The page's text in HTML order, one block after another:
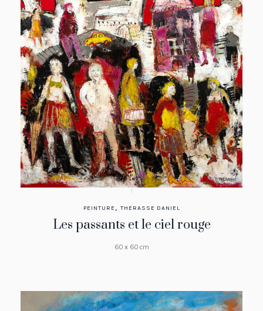
PEINTURE , THERASSE DANIEL
Les passants et le ciel rouge
60 x 60 cm